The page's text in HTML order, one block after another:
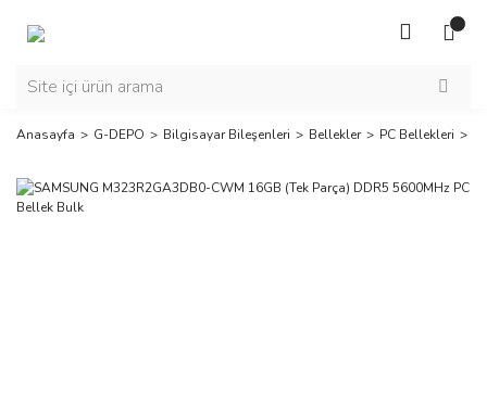
Anasayfa G-DEPO Bilgisayar Bileşenleri Bellekler PC Bellekleri